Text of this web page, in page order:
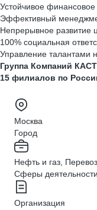
Устойчивое
Эффективный
Непрерывное развитие
100% социальная
Управление талантами
Группа Компаний
15 филиалов по
Москва
Город
Нефть и газ,
Сферы деятельности
Организация